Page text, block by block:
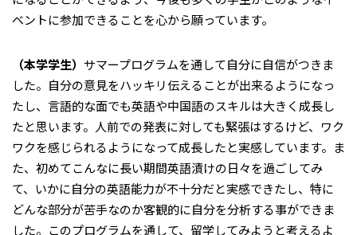
ベントに参加できることを心から願っています。
（本学学生） サマープログラムを通して自分に自信がつきま
した。自分の意見をハッキリ伝えることが出来るようになっ
たし、言語的な面でも英語や中国語のスキルは大きく成長し
たと思います。人前での発表に対しても緊張はするけど、ワク
ワクを感じられるようになって成長したと実感しています。ま
た、初めてこんなに長い期間英語漬けの日々を過ごしてみ
て、いかに自分の英語能力が不十分だと実感できたし、特に
どんな部分が苦手なのか客観的に自分を分析する事ができま
した。このプログラムを通して、留学してみようと考えるよ